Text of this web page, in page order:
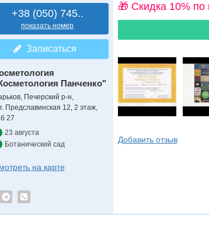
+38 (050) 745..
показать номер
Записаться
Панченко"
Печерский р-н,
Предславинская 12, 2 этаж,
27
23 августа
Ботанический сад
на карте
🎁 Cкидка 10%
Добавить отзыв